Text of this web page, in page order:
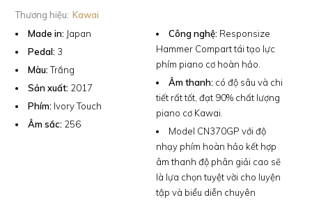
Thương hiệu: Kawai
Made in: Japan
Pedal: 3
Màu: Trắng
Sản xuất: 2017
Phím: Ivory Touch
Âm sắc: 256
Công nghệ: Responsize
Hammer Compart tái tạo lực
phím piano cơ hoàn hảo.
Âm thanh: có độ sâu và chi
tiết rất tốt, đạt 90% chất lượng
piano cơ Kawai.
Model CN370GP với độ
nhạy phím hoàn hảo kết hợp
âm thanh độ phân giải cao sẽ
là lựa chọn tuyệt vời cho luyện
tập và biểu diễn chuyên